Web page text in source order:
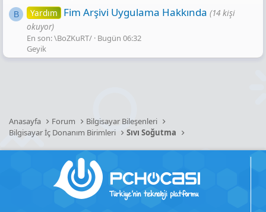
B Yardım Fim Arşivi Uygulama Hakkında (14 kişi
okuyor)
En son: \BoZKuRT/ Bugün 06:32
Geyik
Anasayfa Forum
Bilgisayar Bileşenleri
Bilgisayar İç Donanım Birimleri
Sıvı Soğutma